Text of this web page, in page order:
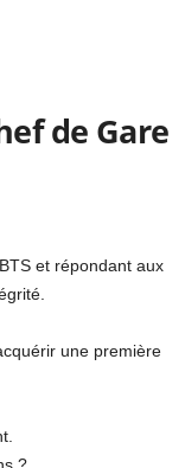
de Gare
et répondant aux
une première